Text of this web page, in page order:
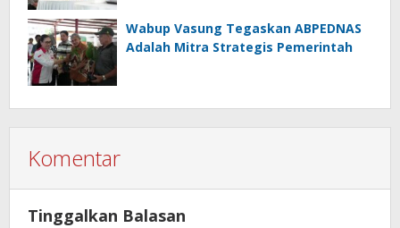
Wabup Vasung Tegaskan ABPEDNAS
Adalah Mitra Strategis Pemerintah
Komentar
Tinggalkan Balasan